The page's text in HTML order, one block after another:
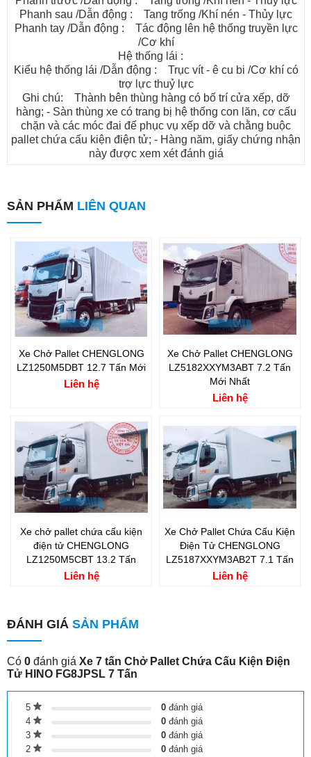
Phanh sau /Dẫn động : Tang trống /Khí nén - Thủy lực
Phanh tay /Dẫn động : Tác động lên hệ thống truyền lực
/Cơ khí
Hệ thống lái :
Kiểu hệ thống lái /Dẫn động : Trục vít - ê cu bi /Cơ khí có
trợ lực thuỷ lực
Ghi chú: Thành bên thùng hàng có bố trí cửa xếp, dỡ
hàng; - Sàn thùng xe có trang bị hệ thống con lăn, cơ cấu
chặn và các móc đai để phục vụ xếp dỡ và chằng buộc
pallet chứa cấu kiện điện tử; - Hàng năm, giấy chứng nhận
này được xem xét đánh giá
SẢN PHẨM LIÊN QUAN
Xe Chở Pallet CHENGLONG
LZ1250M5DBT 12.7 Tấn Mới
Liên hệ
Xe Chở Pallet CHENGLONG
LZ5182XXYM3ABT 7.2 Tấn
Mới Nhất
Liên hệ
Xe chở pallet chứa cấu kiện
điện tử CHENGLONG
LZ1250M5CBT 13.2 Tấn
Liên hệ
Xe Chở Pallet Chứa Cấu Kiện
Điện Tử CHENGLONG
LZ5187XXYM3AB2T 7.1 Tấn
Liên hệ
ĐÁNH GIÁ SẢN PHẨM
Có 0 đánh giá Xe 7 tấn Chở Pallet Chứa Cấu Kiện Điện
Tử HINO FG8JPSL 7 Tấn
5 0 đánh giá
4
0 đánh giá
3
0 đánh giá
2
0 đánh giá